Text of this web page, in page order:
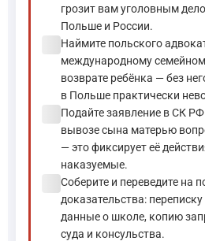
грозит вам уголовным
Польше и России.
Наймите польского
международному
возврате ребёнка — без
в Польше практически
Подайте заявление в СК
вывозе сына матерью
— это фиксирует её
наказуемые.
Соберите и переведите на
доказательства:
данные о школе, копию
суда и консульства.